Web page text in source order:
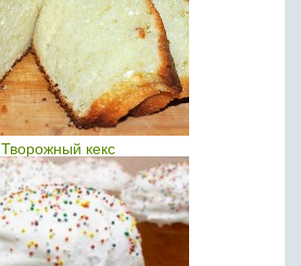
Творожный кекс